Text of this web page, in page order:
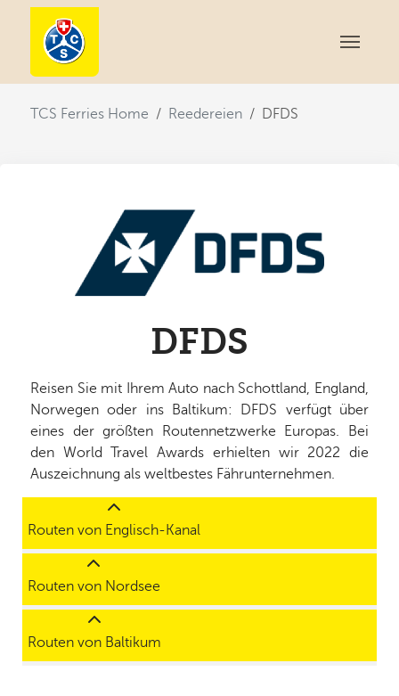
TCS Ferries Home Reedereien DFDS
DFDS
Reisen Sie mit Ihrem Auto nach Schottland, England,
Norwegen oder ins Baltikum: DFDS verfügt über
eines der größten Routennetzwerke Europas. Bei
den World Travel Awards erhielten wir 2022 die
Auszeichnung als weltbestes Fährunternehmen.
Routen von Englisch-Kanal
Routen von Nordsee
Routen von Baltikum